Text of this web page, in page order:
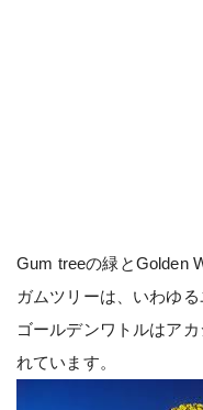
Gum treeの緑とGolden
ガムツリーは、いわゆる
ゴールデンワトルはア
れています。